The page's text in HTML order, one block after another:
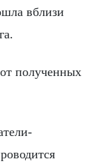
вблизи
полученных